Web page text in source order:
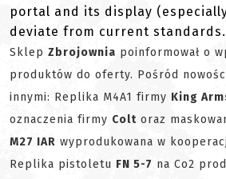
portal and its display
deviate from current standards.
Sklep Zbrojownia poinformował o
produktów do oferty. Pośród
innymi: Replika M4A1 firmy King
oznaczenia firmy Colt oraz
M27 IAR wyprodukowana w
Replika pistoletu FN 5-7 na Co2